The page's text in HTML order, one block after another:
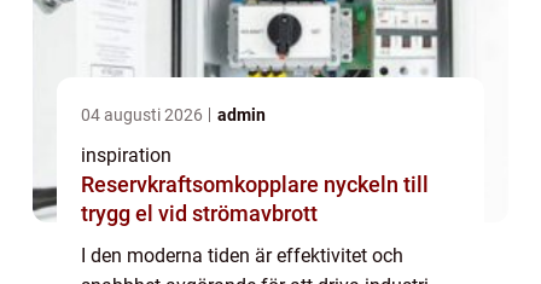
04 augusti 2026 admin
inspiration
Reservkraftsomkopplare nyckeln till
trygg el vid strömavbrott
I den moderna tiden är effektivitet och